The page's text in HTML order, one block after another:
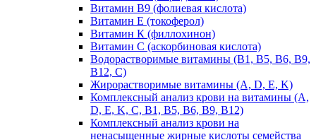
Витамин В9 (фолиевая кислота)
Витамин Е (токоферол)
Витамин К (филлохинон)
Витамин С (аскорбиновая кислота)
Водорастворимые витамины (B1, B5, B6, В9,
В12, С)
Жирорастворимые витамины (A, D, E, K)
Комплексный анализ крови на витамины (A,
D, E, K, C, B1, B5, B6, В9, B12)
Комплексный анализ крови на
ненасыщенные жирные кислоты семейства